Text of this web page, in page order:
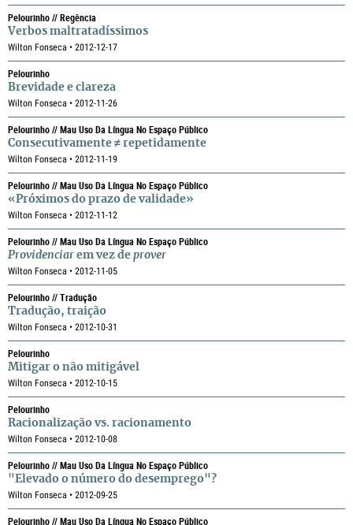
Pelourinho // Regência
Verbos maltratadíssimos
Wilton Fonseca • 2012-12-17
Pelourinho
Brevidade e clareza
Wilton Fonseca • 2012-11-26
Pelourinho // Mau Uso Da Língua No Espaço Público
Consecutivamente ≠ repetidamente
Wilton Fonseca • 2012-11-19
Pelourinho // Mau Uso Da Língua No Espaço Público
«Próximos do prazo de validade»
Wilton Fonseca • 2012-11-12
Pelourinho // Mau Uso Da Língua No Espaço Público
Providenciar em vez de prover
Wilton Fonseca • 2012-11-05
Pelourinho // Tradução
Tradução, traição
Wilton Fonseca • 2012-10-31
Pelourinho
Mitigar o não mitigável
Wilton Fonseca • 2012-10-15
Pelourinho
Racionalização vs. racionamento
Wilton Fonseca • 2012-10-08
Pelourinho // Mau Uso Da Língua No Espaço Público
"Elevado o número do desemprego"?
Wilton Fonseca • 2012-09-25
Pelourinho // Mau Uso Da Língua No Espaço Público